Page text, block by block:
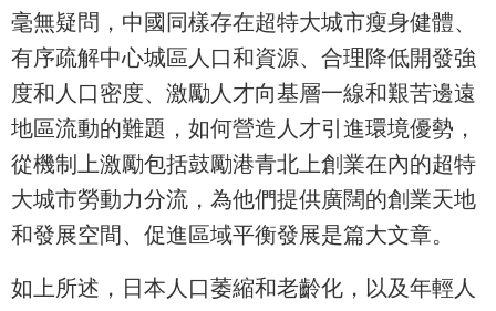
毫無疑問，中國同樣存在超特大城市瘦身健體、
有序疏解中心城區人口和資源、合理降低開發強
度和人口密度、激勵人才向基層一線和艱苦邊遠
地區流動的難題，如何營造人才引進環境優勢，
從機制上激勵包括鼓勵港青北上創業在內的超特
大城市勞動力分流，為他們提供廣闊的創業天地
和發展空間、促進區域平衡發展是篇大文章。
如上所述，日本人口萎縮和老齡化，以及年輕人